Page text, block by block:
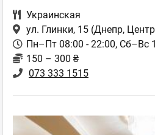
Украинская
ул. Глинки, 15 (Днепр,
Пн–Пт 08:00 - 22:00, Сб–Вс
150 – 300 ₴
073 333 1515